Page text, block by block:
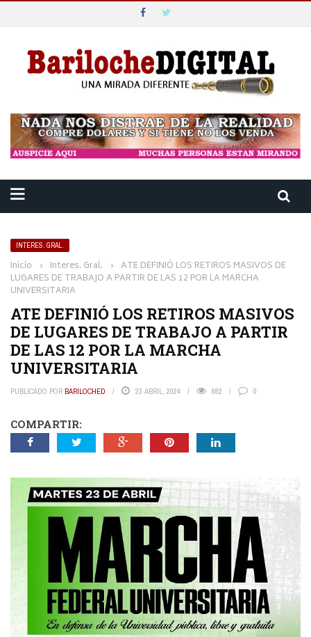
INTERES. GRAL.
Inicio › Interes. Gral. › ATE DEFINIÓ LOS RETIROS MASIVOS DE
LUGARES DE TRABAJO A PARTIR DE LAS 12 POR LA MARCHA
UNIVERSITARIA
ATE DEFINIÓ LOS RETIROS MASIVOS
DE LUGARES DE TRABAJO A PARTIR
DE LAS 12 POR LA MARCHA
UNIVERSITARIA
PUBLICADO POR BARILOCHED 23 ABRIL, 2024 882 0
COMPARTIR: